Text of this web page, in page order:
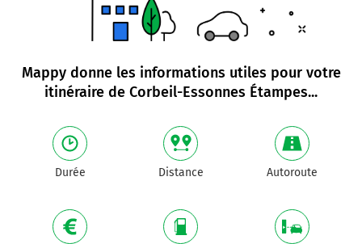
Mappy donne les informations utiles pour votre
itinéraire de Corbeil-Essonnes Étampes...
Durée Distance Autoroute